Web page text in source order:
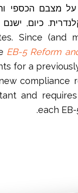
מצבם הכספי
States. Since
EB-5 Reform
for a
compliance
and
each